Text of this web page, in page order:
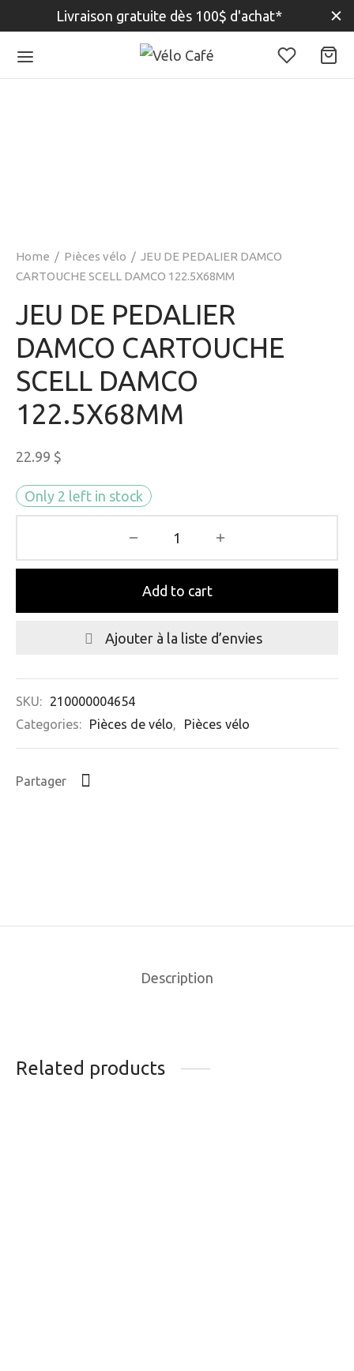
Livraison gratuite dès 100$ d'achat*
Home / Pièces vélo / JEU DE PEDALIER DAMCO
CARTOUCHE SCELL DAMCO 122.5X68MM
JEU DE PEDALIER
DAMCO CARTOUCHE
SCELL DAMCO
122.5X68MM
22.99 $
Only 2 left in stock
Add to cart
Ajouter à la liste d’envies
SKU:
210000004654
Categories:
Pièces de vélo, Pièces vélo
Partager
Description
Related products